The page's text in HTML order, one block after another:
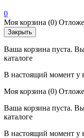
0
Моя корзина (0)
Закрыть
Ваша корзина пуста.
каталоге
В настоящий момент у
Моя корзина (0)
Ваша корзина пуста.
каталоге
В настоящий момент у